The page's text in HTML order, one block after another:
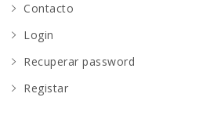
Contacto
Login
Recuperar password
Registar